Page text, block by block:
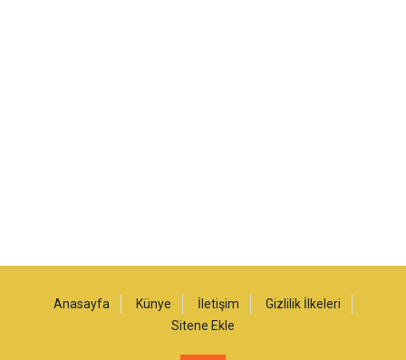
Anasayfa Künye İletişim
Gizlilik İlkeleri
Sitene Ekle